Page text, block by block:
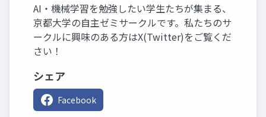
AI・機械学習を勉強したい学生たちが集まる、
京都大学の自主ゼミサークルです。私たちのサ
ークルに興味のある方はX(Twitter)をご覧くだ
さい！
シェア
Facebook